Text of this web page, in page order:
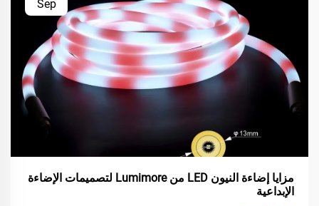
Sep
مزايا إضاءة النيون LED من Lumimore لتصميمات الإضاءة
الإبداعية